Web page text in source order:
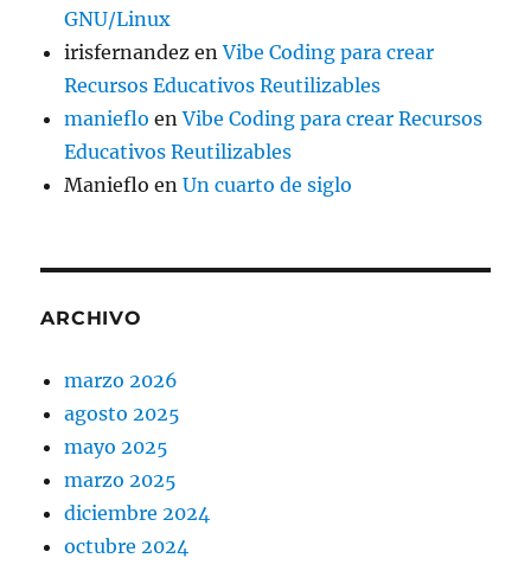
GNU/Linux
irisfernandez enVibe Coding para crear
Recursos Educativos Reutilizables
manieflo enVibe Coding para crear Recursos
Educativos Reutilizables
Manieflo enUn cuarto de siglo
ARCHIVO
marzo 2026
agosto 2025
mayo 2025
marzo 2025
diciembre 2024
octubre 2024